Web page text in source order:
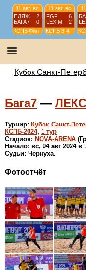
11 авг, вс
ПЛЯЖ
2
БАГА7
0
КСПБ Фин
11 авг, вс
FGF
6
LEX-М
2
КСПБ 3-4
Кубок Санкт-
Бага7 —
Турнир: Кубок Санкт-
КСПБ-2024, 1 тур
Стадион: NOVA-ARENA
Начало: вс, 04 авг 2024 в
Судьи: Чернуха.
Фотоотчёт